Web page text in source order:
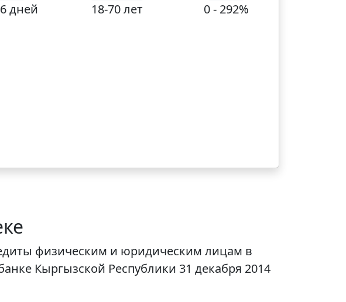
дней
18-70 лет
0 - 292%
физическим и юридическим лицам в
Кыргызской Республики 31 декабря 2014